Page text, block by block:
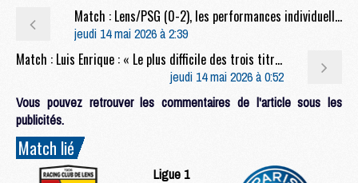
Match : Lens/PSG (0-2), les performances individuelles
jeudi 14 mai 2026 à 2:39
Match : Luis Enrique : « Le plus difficile des trois titres »
jeudi 14 mai 2026 à 0:52
Vous pouvez retrouver les commentaires de l'article sous les
publicités.
Match lié
Ligue 1